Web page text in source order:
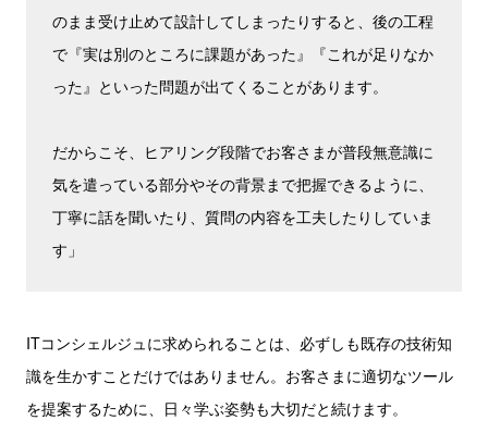
のまま受け止めて設計してしまったりすると、後の工程
で『実は別のところに課題があった』『これが足りなか
った』といった問題が出てくることがあります。
だからこそ、ヒアリング段階でお客さまが普段無意識に
気を遣っている部分やその背景まで把握できるように、
丁寧に話を聞いたり、質問の内容を工夫したりしていま
す」
ITコンシェルジュに求められることは、必ずしも既存の技術知
識を生かすことだけではありません。お客さまに適切なツール
を提案するために、日々学ぶ姿勢も大切だと続けます。